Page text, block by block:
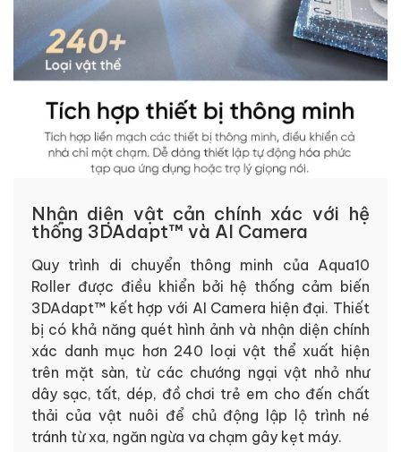
Nhận diện vật cản chính xác với hệ
thống 3DAdapt™ và AI Camera
Quy trình di chuyển thông minh của Aqua10
Roller được điều khiển bởi hệ thống cảm biến
3DAdapt™ kết hợp với AI Camera hiện đại. Thiết
bị có khả năng quét hình ảnh và nhận diện chính
xác danh mục hơn 240 loại vật thể xuất hiện
trên mặt sàn, từ các chướng ngại vật nhỏ như
dây sạc, tất, dép, đồ chơi trẻ em cho đến chất
thải của vật nuôi để chủ động lập lộ trình né
tránh từ xa, ngăn ngừa va chạm gây kẹt máy.